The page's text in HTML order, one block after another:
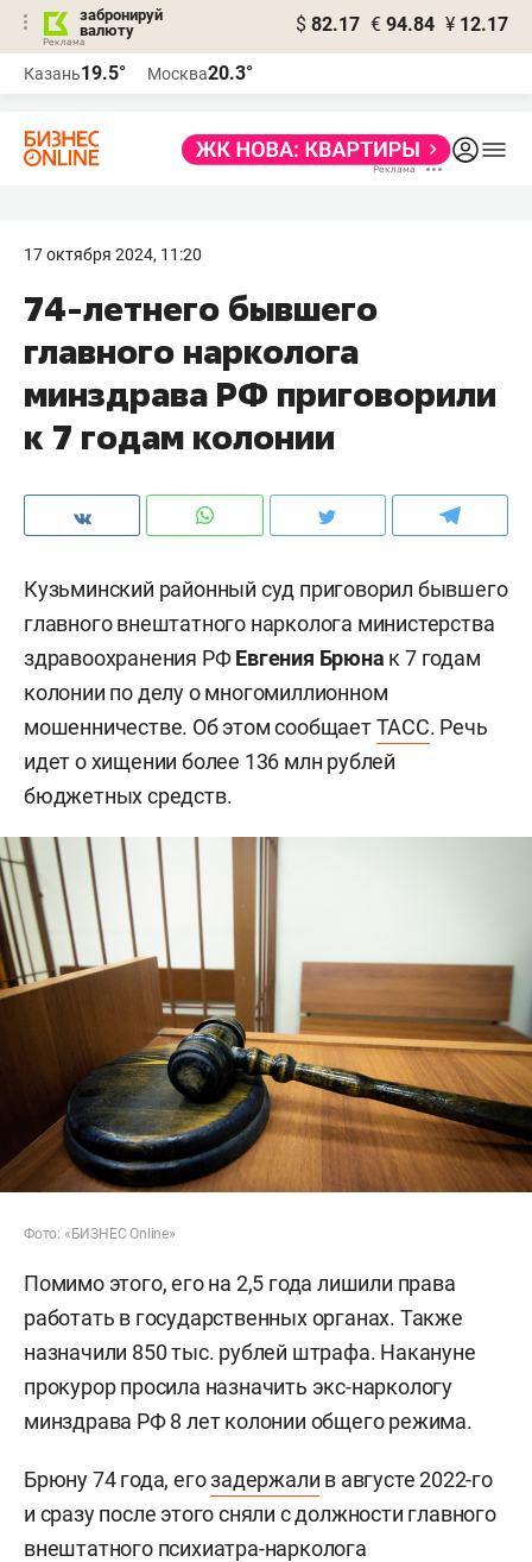
забронируй
валюту
$ 82.17 € 94.84 ¥ 12.17
Казань19.5° Москва20.3°
17 октября 2024, 11:20
74-летнего бывшего
главного нарколога
минздрава РФ приговорили
к 7 годам колонии
Кузьминский районный суд приговорил бывшего
главного внештатного нарколога министерства
здравоохранения РФЕвгения Брюна к 7 годам
колонии по делу о многомиллионном
мошенничестве. Об этом сообщаетТАСС. Речь
идет о хищении более 136 млн рублей
бюджетных средств.
Фото: «БИЗНЕС Online»
Помимо этого, его на 2,5 года лишили права
работать в государственных органах. Также
назначили 850 тыс. рублей штрафа. Накануне
прокурор просила назначить экс-наркологу
минздрава РФ 8 лет колонии общего режима.
Брюну 74 года, егозадержали в августе 2022-го
и сразу после этого сняли с должности главного
внештатного психиатра-нарколога